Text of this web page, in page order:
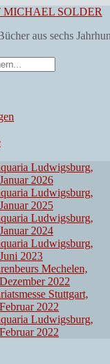
SOLDER
aus sechs
Ludwigsburg,
2026
Ludwigsburg,
2025
Ludwigsburg,
2024
Ludwigsburg,
2023
Mechelen,
2022
Stuttgart,
2022
Ludwigsburg,
2022